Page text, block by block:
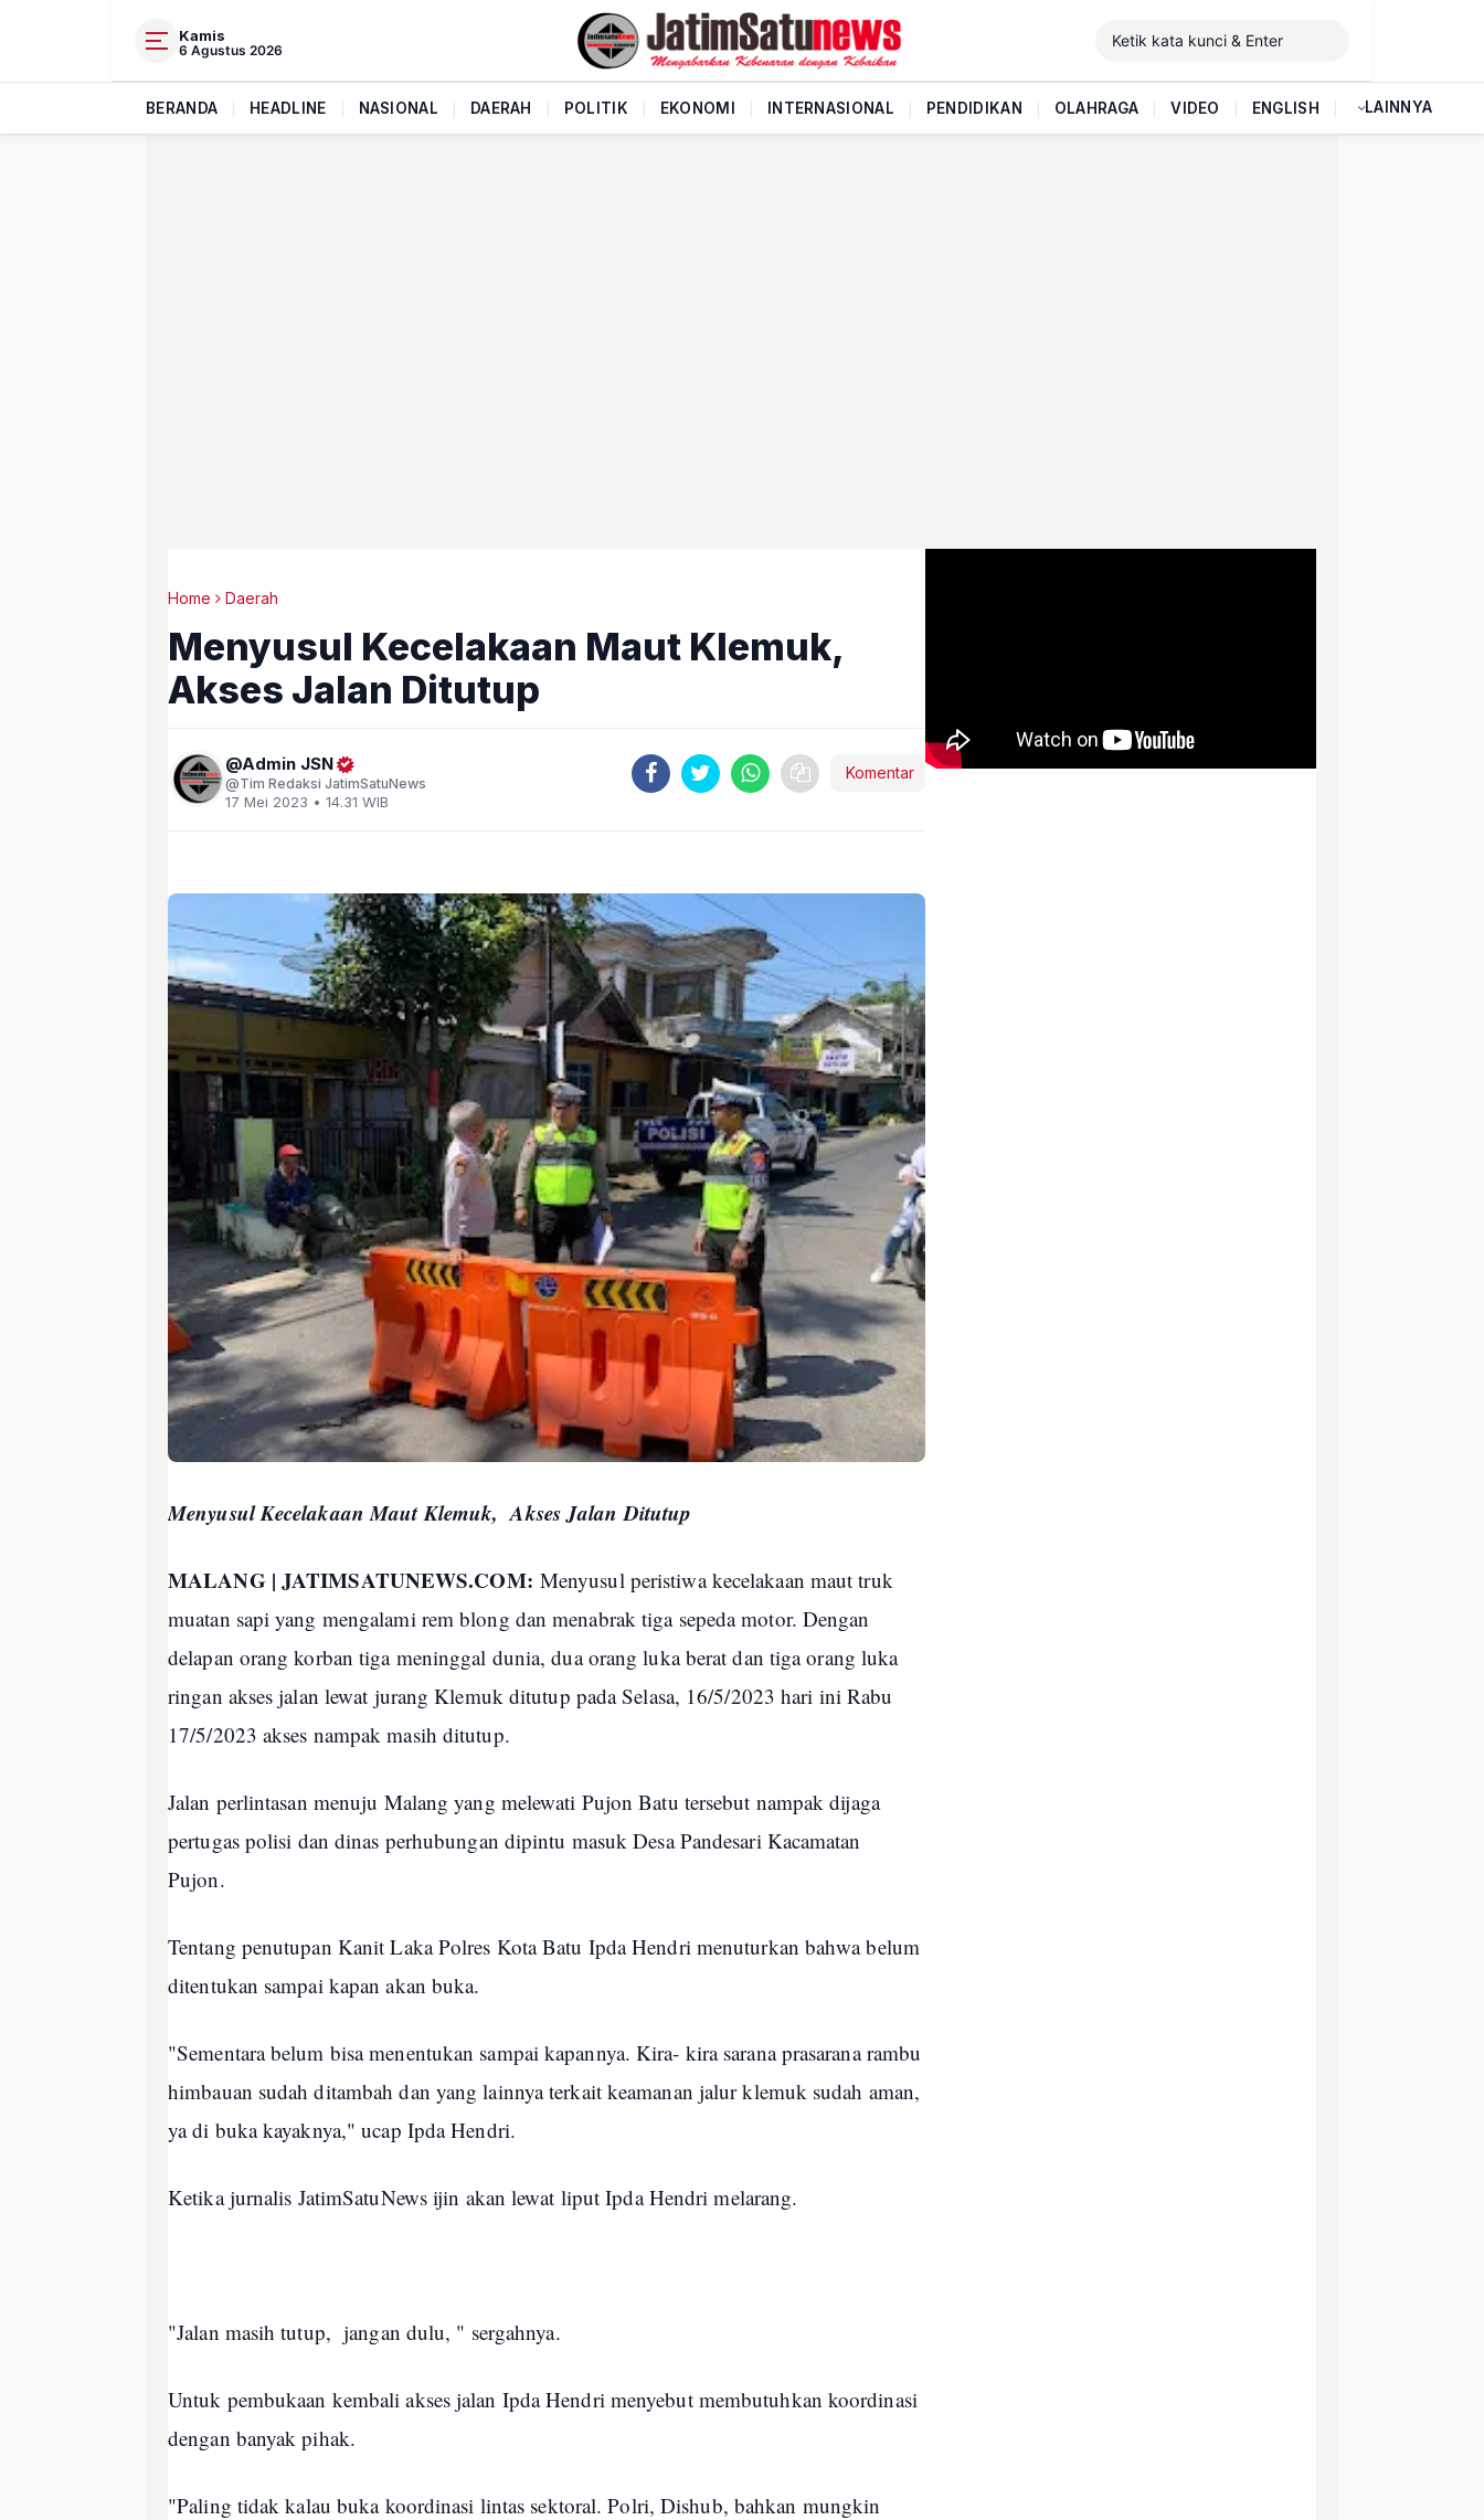
Kamis
6 Agustus 2026
BERANDA HEADLINE NASIONAL DAERAH POLITIK EKONOMI INTERNASIONAL PENDIDIKAN OLAHRAGA VIDEO ENGLISH LAINNYA
Home Daerah
Menyusul Kecelakaan Maut Klemuk,
Akses Jalan Ditutup
Admin JSN
Tim Redaksi JatimSatuNews
17 Mei 2023 • 14.31 WIB
Komentar
Menyusul Kecelakaan Maut Klemuk, Akses Jalan Ditutup
MALANG | JATIMSATUNEWS.COM: Menyusul peristiwa kecelakaan maut truk
muatan sapi yang mengalami rem blong dan menabrak tiga sepeda motor. Dengan
delapan orang korban tiga meninggal dunia, dua orang luka berat dan tiga orang luka
ringan akses jalan lewat jurang Klemuk ditutup pada Selasa, 16/5/2023 hari ini Rabu
17/5/2023 akses nampak masih ditutup.
Jalan perlintasan menuju Malang yang melewati Pujon Batu tersebut nampak dijaga
pertugas polisi dan dinas perhubungan dipintu masuk Desa Pandesari Kacamatan
Pujon.
Tentang penutupan Kanit Laka Polres Kota Batu Ipda Hendri menuturkan bahwa belum
ditentukan sampai kapan akan buka.
"Sementara belum bisa menentukan sampai kapannya. Kira- kira sarana prasarana rambu
himbauan sudah ditambah dan yang lainnya terkait keamanan jalur klemuk sudah aman,
ya di buka kayaknya," ucap Ipda Hendri.
Ketika jurnalis JatimSatuNews ijin akan lewat liput Ipda Hendri melarang.
"Jalan masih tutup, jangan dulu, " sergahnya.
Untuk pembukaan kembali akses jalan Ipda Hendri menyebut membutuhkan koordinasi
dengan banyak pihak.
"Paling tidak kalau buka koordinasi lintas sektoral. Polri, Dishub, bahkan mungkin